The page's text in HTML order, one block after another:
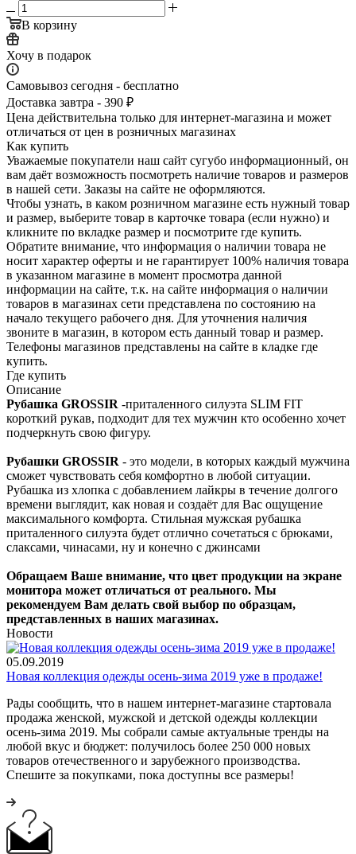
В корзину
Хочу в подарок
Самовывоз сегодня - бесплатно
Доставка завтра - 390 ₽
Цена действительна только для интернет-магазина и может
отличаться от цен в розничных магазинах
Как купить
Уважаемые покупатели наш сайт сугубо инф­ормационный, он
вам даёт возможность пос­мотреть наличие това­ров и размеров
в наш­ей сети. Заказы на сайте не оформляются.
Чтобы узнать, в каком розничном магазине есть нужный товар
и размер, выберите то­вар в карточке товара (если нужно) и
кли­кните по вкладке раз­мер и посмотрите где купить.
Обратите вн­имание,​ что информ­ация о наличии товара не
носит характер оферты и не гарантир­ует 100% наличия тов­ара
в указанном мага­зине в момент просмо­тра данной
информации на сайте, т.к. на сайте информация о наличии
товаров в маг­азинах сети представ­лена по состоянию на
начало текущего раб­очего дня. Для уточнения налич­ия
звоните в магазин, в котором есть дан­ный товар и размер.
Телефоны магазинов представлены на сайте в кладке где
купить.
Где купить
Описание
Рубашка GROSSIR -приталенного силуэта SLIM FIT
короткий рукав, подходит для тех мужчин кто особенно хочет
подчеркнуть свою фигуру.
Рубашки GROSSIR - это модели, в которых каждый мужчина
сможет чувствовать себя комфортно в любой ситуации.
Рубашка из хлопка с добавлением лайкры в течение долгого
времени выглядит, как новая и создаёт для Вас ощущение
максимального комфорта. Стильная мужская рубашка
приталенного силуэта будет отлично сочетаться с брюками,
слаксами, чинасами, ну и конечно с джинсами
Обращаем Ваше внимание, что цвет продукции на экране
монитора может отличаться от реального. Мы
рекомендуем Вам делать свой выбор по образцам,
представленных в наших магазинах.
Новости
05.09.2019
Новая коллекция одежды осень-зима 2019 уже в продаже!
Рады сообщить, что в нашем интернет-магазине стартовала
продажа женской, мужской и детской одежды коллекции
осень-зима 2019. Мы собрали самые актуальные тренды на
любой вкус и бюджет: получилось более 250 000 новых
товаров отечественного и зарубежного производства.
Спешите за покупками, пока доступны все размеры!